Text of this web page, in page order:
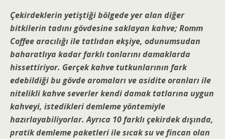
Çekirdeklerin yetiştiği bölgede yer alan diğer
bitkilerin tadını gövdesine saklayan kahve; Romm
Coffee aracılığı ile tatlıdan ekşiye, odunumsudan
baharatlıya kadar farklı tonlarını damaklarda
hissettiriyor. Gerçek kahve tutkunlarının fark
edebildiği bu gövde aromaları ve asidite oranları ile
nitelikli kahve severler kendi damak tatlarına uygun
kahveyi, istedikleri demleme yöntemiyle
hazırlayabiliyorlar. Ayrıca 10 farklı çekirdek dışında,
pratik demleme paketleri ile sıcak su ve fincan olan